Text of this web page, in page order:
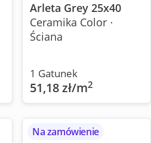
Arleta Grey 25x40
Ceramika Color ⋅
Ściana
1 Gatunek
51,18 zł/m2
Na zamówienie